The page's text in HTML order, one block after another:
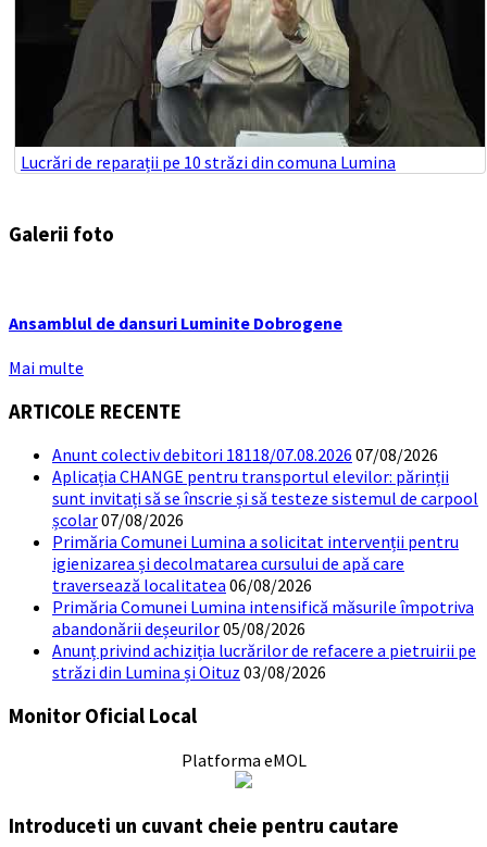
Lucrări de reparații pe 10 străzi din comuna Lumina
Galerii foto
Ansamblul de dansuri Luminite Dobrogene
Mai multe
ARTICOLE RECENTE
Anunt colectiv debitori 18118/07.08.2026 07/08/2026
Aplicația CHANGE pentru transportul elevilor: părinții
sunt invitați să se înscrie și să testeze sistemul de carpool
școlar07/08/2026
Primăria Comunei Lumina a solicitat intervenții pentru
igienizarea și decolmatarea cursului de apă care
traversează localitatea 06/08/2026
Primăria Comunei Lumina intensifică măsurile împotriva
abandonării deșeurilor05/08/2026
Anunț privind achiziția lucrărilor de refacere a pietruirii pe
străzi din Lumina și Oituz 03/08/2026
Monitor Oficial Local
Platforma eMOL
Introduceti un cuvant cheie pentru cautare